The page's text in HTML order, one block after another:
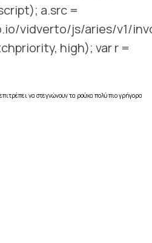
a.src =
vidverto/js/aries/v1/
high); var r =